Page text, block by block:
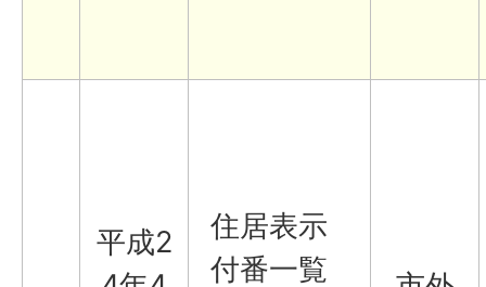
平成2
住居表示
付番一覧